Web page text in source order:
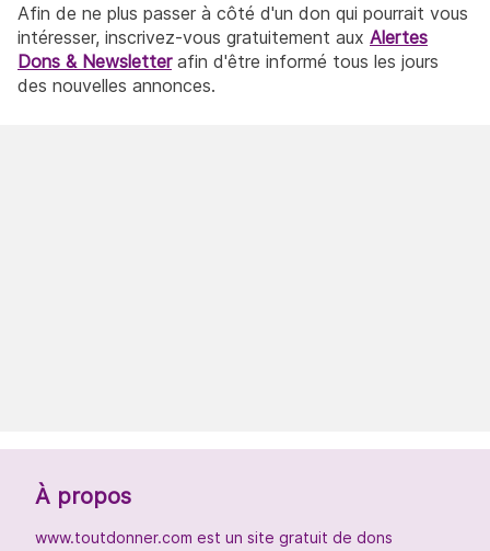
Afin de ne plus passer à côté d'un don qui pourrait vous
intéresser, inscrivez-vous gratuitement aux Alertes
Dons & Newsletterafin d'être informé tous les jours
des nouvelles annonces.
À propos
www.toutdonner.com est un site gratuit de dons